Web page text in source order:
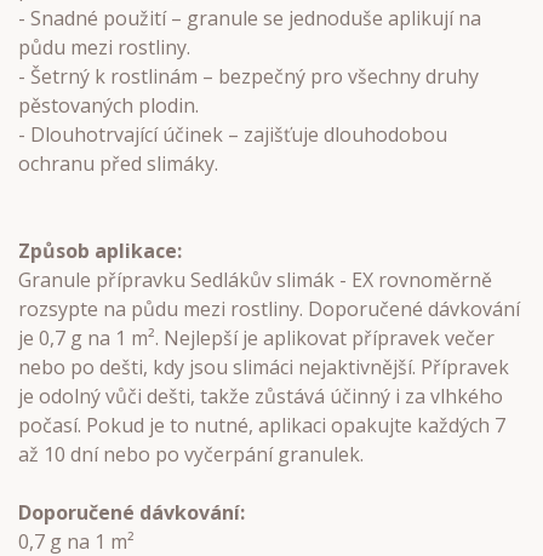
- Snadné použití – granule se jednoduše aplikují na
půdu mezi rostliny.
- Šetrný k rostlinám – bezpečný pro všechny druhy
pěstovaných plodin.
- Dlouhotrvající účinek – zajišťuje dlouhodobou
ochranu před slimáky.
Způsob aplikace:
Granule přípravku Sedlákův slimák - EX rovnoměrně
rozsypte na půdu mezi rostliny. Doporučené dávkování
je 0,7 g na 1 m². Nejlepší je aplikovat přípravek večer
nebo po dešti, kdy jsou slimáci nejaktivnější. Přípravek
je odolný vůči dešti, takže zůstává účinný i za vlhkého
počasí. Pokud je to nutné, aplikaci opakujte každých 7
až 10 dní nebo po vyčerpání granulek.
Doporučené dávkování:
0,7 g na 1 m²